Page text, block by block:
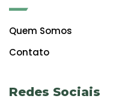
Quem Somos
Contato
Redes Sociais